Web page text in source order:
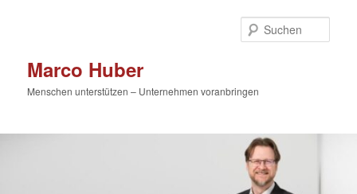
Marco Huber
Menschen unterstützen – Unternehmen voranbringen